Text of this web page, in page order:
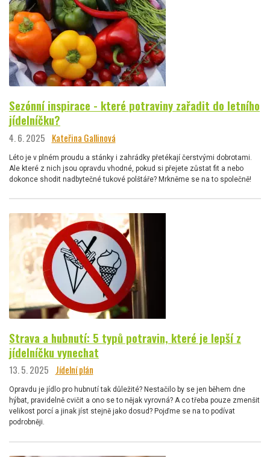
Sezónní inspirace - které potraviny zařadit do letního
jídelníčku?
4. 6. 2025 Kateřina Gallinová
Léto je v plném proudu a stánky i zahrádky přetékají čerstvými dobrotami.
Ale které z nich jsou opravdu vhodné, pokud si přejete zůstat fit a nebo
dokonce shodit nadbytečné tukové polštáře? Mrkněme se na to společně!
Strava a hubnutí: 5 typů potravin, které je lepší z
jídelníčku vynechat
13. 5. 2025 Jídelní plán
Opravdu je jídlo pro hubnutí tak důležité? Nestačilo by se jen během dne
hýbat, pravidelně cvičit a ono se to nějak vyrovná? A co třeba pouze zmenšit
velikost porcí a jinak jíst stejně jako dosud? Pojďme se na to podívat
podrobněji.